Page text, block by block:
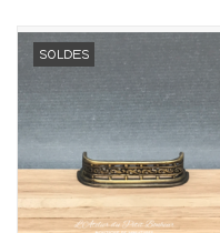
SOLDES